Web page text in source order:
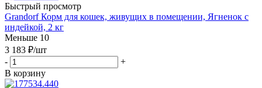
Быстрый просмотр
Grandorf Корм для кошек, живущих в помещении, Ягненок с
индейкой, 2 кг
Меньше 10
3 183 ₽/шт
-
+
В корзину